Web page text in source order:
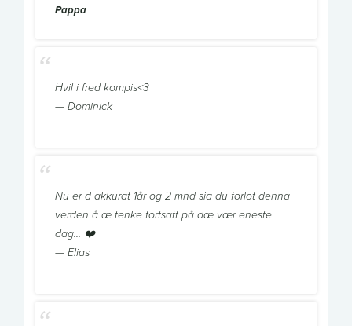
Pappa
Hvil i fred kompis<3
— Dominick
Nu er d akkurat 1år og 2 mnd sia du forlot denna
verden å æ tenke fortsatt på dæ vær eneste
dag… ❤️
— Elias